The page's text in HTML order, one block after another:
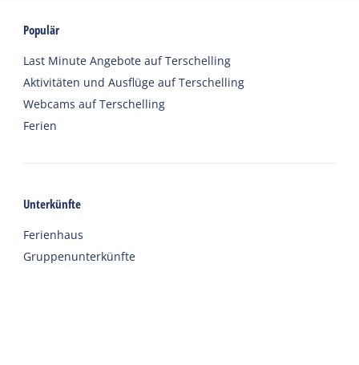
Populär
Last Minute Angebote auf Terschelling
Aktivitäten und Ausflüge auf Terschelling
Webcams auf Terschelling
Ferien
Unterkünfte
Ferienhaus
Gruppenunterkünfte